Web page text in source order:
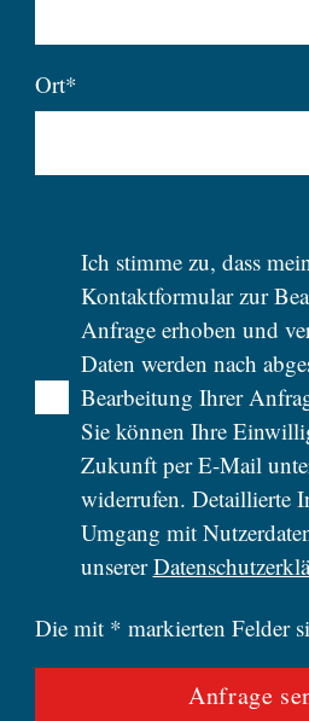
Ort*
Ich stimme zu, dass
Kontaktformular zur
Anfrage erhoben und
Daten werden nach
Bearbeitung Ihrer
Sie können Ihre
Zukunft per E-Mail
widerrufen. Detaillierte
Umgang mit
unserer
Die mit * markierten Felder